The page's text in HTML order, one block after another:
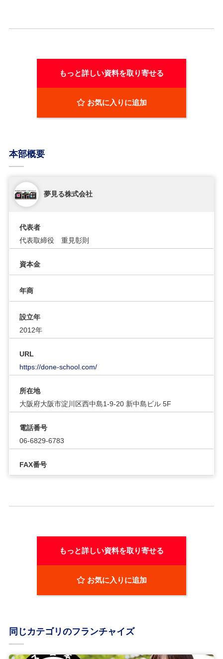
もっと詳しい資料を取り寄せる
お気に入りに追加
本部概要
夢見る株式会社
代表者
代表取締役 重見彰則
資本金
年商
設立年
2012年
URL
https://done-school.com/
所在地
大阪府大阪市淀川区西中島1-9-20 新中島ビル 5F
電話番号
06-6829-6783
FAX番号
もっと詳しい資料を取り寄せる
お気に入りに追加
同じカテゴリのフランチャイズ